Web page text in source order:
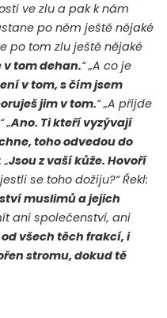
ve zlu a pak k nám
po něm ještě nějaké
po tom zlu ještě nějaké
v tom dehan.“ „A co je
v tom, s čím jsem
jim v tom.“ „A přijde
„Ano. Ti kteří vyzývají
toho odvedou do
Jsou z vaší kůže. Hovoří
se toho dožiju?“ Řekl:
muslimů a jejich
ani společenství, ani
od všech těch frakcí, i
stromu, dokud tě